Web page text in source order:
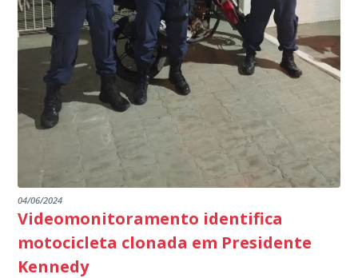
Educação em Presidente Kennedy.
outros) são todos voltados para o desenvolvimento total
dos educandos. Tudo isso também foi demonstrado ao
Ministério Público através de depoimentos
emocionantes de pais e professores no decorrer da
escuta pública.
promover uma atuação coordenada, integrada e
dialogada em prol do desenvolvimento educacional.
04/06/2024
Videomonitoramento identifica
motocicleta clonada em Presidente
Kennedy